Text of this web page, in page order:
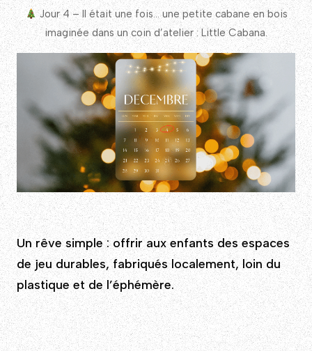
Jour 4 – Il était une fois… une petite cabane en bois
imaginée dans un coin d’atelier : Little Cabana.
Un rêve simple : offrir aux enfants des espaces
de jeu durables, fabriqués localement, loin du
plastique et de l’éphémère.